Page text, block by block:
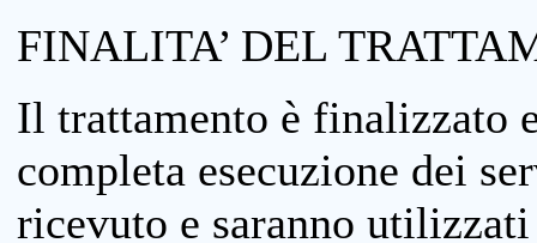
FINALITA’ DEL
Il trattamento è finalizzato
completa esecuzione dei
ricevuto e saranno